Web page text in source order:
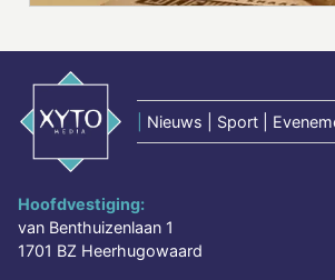
Nieuws | Sport |
Hoofdvestiging:
van Benthuizenlaan 1
1701 BZ Heerhugowaard